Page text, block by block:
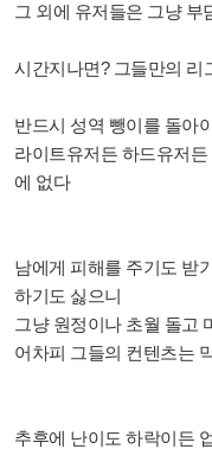
그 외에 유저들은 그냥
시간지나면? 그들만의 리
반드시 성역 뺑이를 돌아
라이트유저든 하드유저
에 없다
남에게 피해를 주기도 받
하기도 싫으니
그냥 원정이나 초월 돌고
어차피 그들의 컨텐츠는
추후에 난이도 하락이든